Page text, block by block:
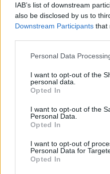
IAB’s list of downstream
also be disclosed by us to
Downstream Participants that
Please note that this
not limited to your visit or
grant or deny consent to
use your data for below
consent section.
Personal Data
I want to opt-out of the
personal data.
Opted In
I want to opt-out of the
Personal Data.
Opted In
I want to opt-out of
Personal Data for
Opted In
Fotó: Hegedüs Róbert,
A felvetésre, miszerint
finanszírozott színházak
miniszterelnöki
nemkívánatos irányba, akkor a
"A művész és a hatalom
egyeztetés, örök és